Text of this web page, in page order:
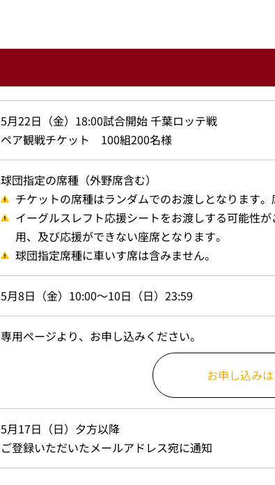
5月22日（金）18:00試合開始 千葉ロッテ戦
ペア観戦チケット 100組200名様
球団指定の席種（外野席含む）
チケットの席種はランダムでのお渡しとなります
イーグルスレフト応援シートをお渡しする可能性
用、及び応援ができない座席となります。
球団指定席種に車いす席は含みません。
5月8日（金）10:00～10日（日）23:59
専用ページより、お申し込みください。
お申し込み
5月17日（日）夕方以降
ご登録いただいたメールアドレス宛に通知